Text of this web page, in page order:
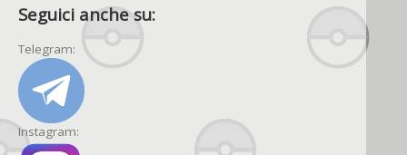
Seguici anche su:
Telegram:
Instagram: